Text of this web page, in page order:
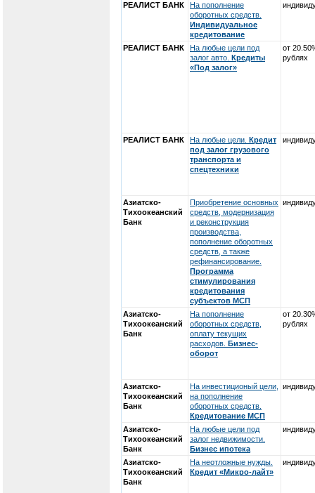
РЕАЛИСТ БАНК
На пополнение
оборотных средств.
Индивидуальное
кредитование
РЕАЛИСТ БАНК
На любые цели под
залог авто. Кредиты
«Под залог»
от
рублях
РЕАЛИСТ БАНК На любые цели. Кредит
под залог грузового
транспорта и
спецтехники
Азиатско-
Тихоокеанский
Банк
Приобретение основных
средств, модернизация
и реконструкция
производства,
пополнение оборотных
средств, а также
рефинансирование.
Программа
стимулирования
кредитования
субъектов МСП
Азиатско-
Тихоокеанский
Банк
На пополнение
оборотных средств,
оплату текущих
расходов. Бизнес-
оборот
от
рублях
Азиатско-
Тихоокеанский
Банк
На инвестиционый цели,
на пополнение
оборотных средств.
Кредитование МСП
Азиатско-
Тихоокеанский
Банк
На любые цели под
залог недвижимости.
Бизнес ипотека
Азиатско-
Тихоокеанский
Банк
На неотложные нужды.
Кредит «Микро-лайт»